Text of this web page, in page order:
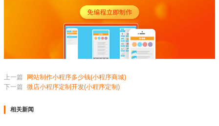
上一篇
网站制作小程序多少钱(小程序商城)
下一篇 微店小程序定制开发(小程序定制)
相关新闻